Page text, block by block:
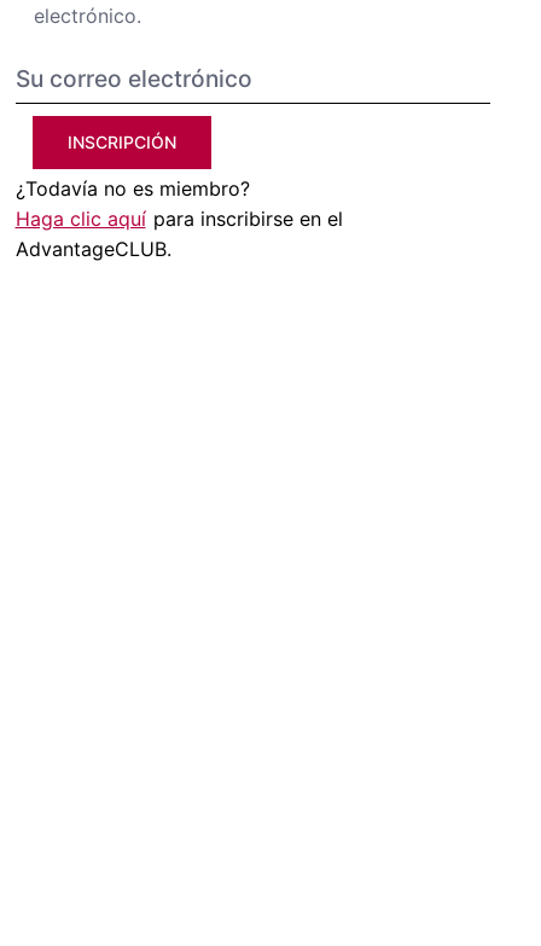
electrónico.
INSCRIPCIÓN
¿Todavía no es miembro?
Haga clic aquí para inscribirse en el
AdvantageCLUB.